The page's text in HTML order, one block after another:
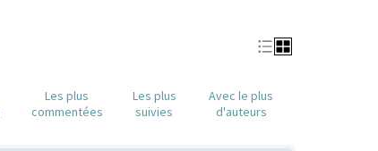
Les plus
commentées
Les plus
suivies
Avec le plus
d'auteurs